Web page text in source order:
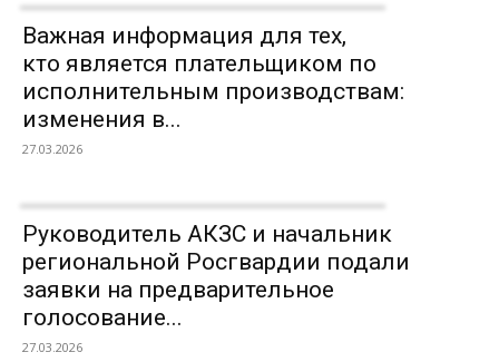
Важная информация для тех,
кто является плательщиком по
исполнительным производствам:
изменения в...
27.03.2026
Руководитель АКЗС и начальник
региональной Росгвардии подали
заявки на предварительное
голосование...
27.03.2026